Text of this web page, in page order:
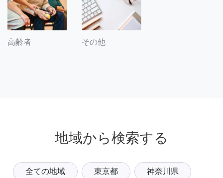
高齢者 その他
地域から検索する
全ての地域 東京都 神奈川県